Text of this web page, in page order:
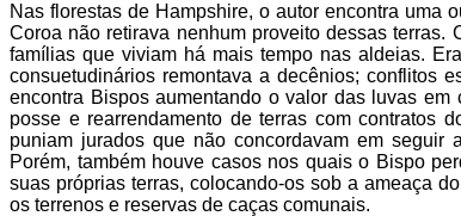
Nas florestas de Hampshire, o autor encontra uma
Coroa não retirava nenhum proveito dessas terras.
famílias que viviam há mais tempo nas aldeias.
consuetudinários remontava a decênios; conflitos
encontra Bispos aumentando o valor das luvas
posse e rearrendamento de terras com contratos
puniam jurados que não concordavam em seguir
Porém, também houve casos nos quais o Bispo
suas próprias terras, colocando-os sob a ameaça
os terrenos e reservas de caças comunais.